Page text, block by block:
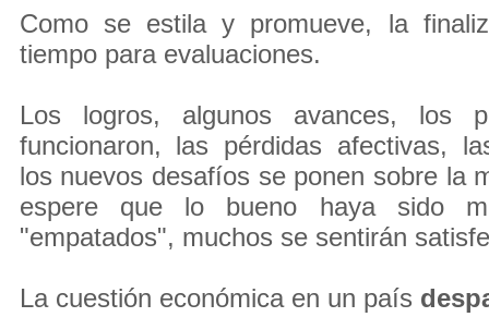
Como se estila y promueve, la
tiempo para evaluaciones.
Los logros, algunos avances, los
funcionaron, las pérdidas afectivas,
los nuevos desafíos se ponen sobre la
espere que lo bueno haya sido
"empatados", muchos se sentirán
La cuestión económica en un país